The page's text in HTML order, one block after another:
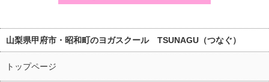
山梨県甲府市・昭和町のヨガスクール TSUNAGU（つなぐ）
トップページ